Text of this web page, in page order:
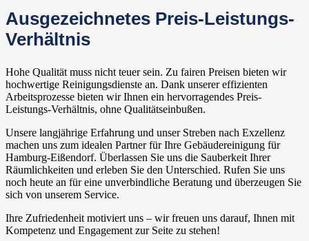
Ausgezeichnetes Preis-Leistungs-
Verhältnis
Hohe Qualität muss nicht teuer sein. Zu fairen Preisen bieten wir
hochwertige Reinigungsdienste an. Dank unserer effizienten
Arbeitsprozesse bieten wir Ihnen ein hervorragendes Preis-
Leistungs-Verhältnis, ohne Qualitätseinbußen.
Unsere langjährige Erfahrung und unser Streben nach Exzellenz
machen uns zum idealen Partner für Ihre Gebäudereinigung für
Hamburg-Eißendorf. Überlassen Sie uns die Sauberkeit Ihrer
Räumlichkeiten und erleben Sie den Unterschied. Rufen Sie uns
noch heute an für eine unverbindliche Beratung und überzeugen Sie
sich von unserem Service.
Ihre Zufriedenheit motiviert uns – wir freuen uns darauf, Ihnen mit
Kompetenz und Engagement zur Seite zu stehen!